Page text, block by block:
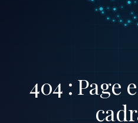
404 : Page